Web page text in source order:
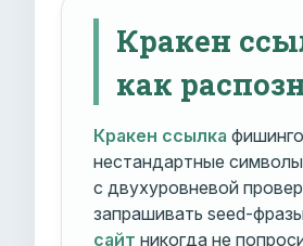
Кракен
как
Кракен ссылка
нестандартные
с двухуровневой
запрашивать seed-
сайт никогда не